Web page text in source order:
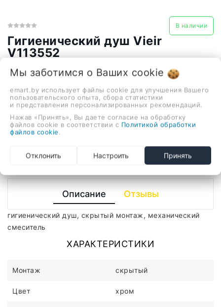
В наличии
Гигиенический душ Vieir
V113552
гигиенический душ, скрытый монтаж, механический
смеситель
- +
Описание Отзывы
гигиенический душ, скрытый монтаж, механический
смеситель
ХАРАКТЕРИСТИКИ
Монтаж скрытый
Цвет хром
Мы заботимся о Ваших cookie
emart.by использует файлы cookie для улучшения Вашего
пользовательского опыта, сбора статистики
и представления персонализированных рекомендаций.
Нажав «Принять», Вы даете согласие на обработку
файлов cookie в соответствии с Политикой обработки
файлов cookie.
Отклонить Настроить Принять